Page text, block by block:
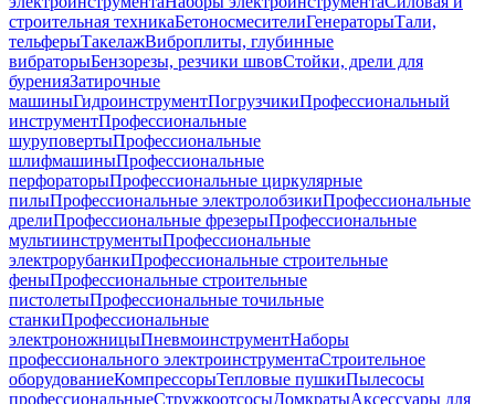
строительная техникаБетоносмесителиГенераторыТали,
тельферыТакелажВиброплиты, глубинные
вибраторыБензорезы, резчики швовСтойки, дрели для
буренияЗатирочные
машиныГидроинструментПогрузчикиПрофессиональный
инструментПрофессиональные
шуруповертыПрофессиональные
шлифмашиныПрофессиональные
перфораторыПрофессиональные циркулярные
пилыПрофессиональные электролобзикиПрофессиональные
дрелиПрофессиональные фрезерыПрофессиональные
мультиинструментыПрофессиональные
электрорубанкиПрофессиональные строительные
феныПрофессиональные строительные
пистолетыПрофессиональные точильные
станкиПрофессиональные
электроножницыПневмоинструментНаборы
профессионального электроинструментаСтроительное
оборудованиеКомпрессорыТепловые пушкиПылесосы
профессиональныеСтружкоотсосыДомкратыАксессуары для